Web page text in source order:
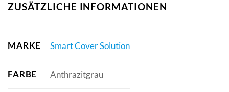
ZUSÄTZLICHE INFORMATIONEN
MARKE Smart Cover Solution
FARBE Anthrazitgrau